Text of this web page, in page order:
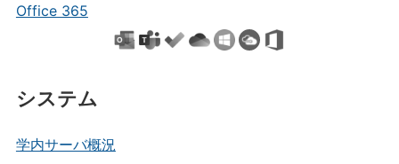
Office 365
システム
学内サーバ概況